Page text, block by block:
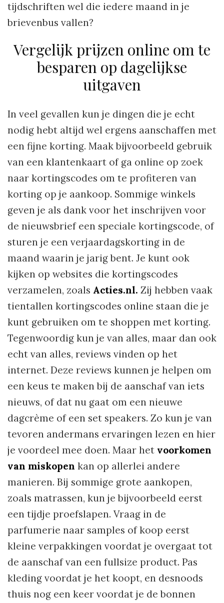
tijdschriften wel die iedere maand in je
brievenbus vallen?
Vergelijk prijzen online om te
besparen op dagelijkse
uitgaven
In veel gevallen kun je dingen die je echt
nodig hebt altijd wel ergens aanschaffen met
een fijne korting. Maak bijvoorbeeld gebruik
van een klantenkaart of ga online op zoek
naar kortingscodes om te profiteren van
korting op je aankoop. Sommige winkels
geven je als dank voor het inschrijven voor
de nieuwsbrief een speciale kortingscode, of
sturen je een verjaardagskorting in de
maand waarin je jarig bent. Je kunt ook
kijken op websites die kortingscodes
verzamelen, zoals Acties.nl. Zij hebben vaak
tientallen kortingscodes online staan die je
kunt gebruiken om te shoppen met korting.
Tegenwoordig kun je van alles, maar dan ook
echt van alles, reviews vinden op het
internet. Deze reviews kunnen je helpen om
een keus te maken bij de aanschaf van iets
nieuws, of dat nu gaat om een nieuwe
dagcrème of een set speakers. Zo kun je van
tevoren andermans ervaringen lezen en hier
je voordeel mee doen. Maar het voorkomen
van miskopen kan op allerlei andere
manieren. Bij sommige grote aankopen,
zoals matrassen, kun je bijvoorbeeld eerst
een tijdje proefslapen. Vraag in de
parfumerie naar samples of koop eerst
kleine verpakkingen voordat je overgaat tot
de aanschaf van een fullsize product. Pas
kleding voordat je het koopt, en desnoods
thuis nog een keer voordat je de bonnen